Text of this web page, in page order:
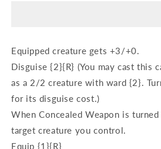
Equipped creature gets +3/+0.
Disguise {2}{R} (You may cast this
as a 2/2 creature with ward {2}.
for its disguise cost.)
When Concealed Weapon is
target creature you control.
Equip {1}{R}